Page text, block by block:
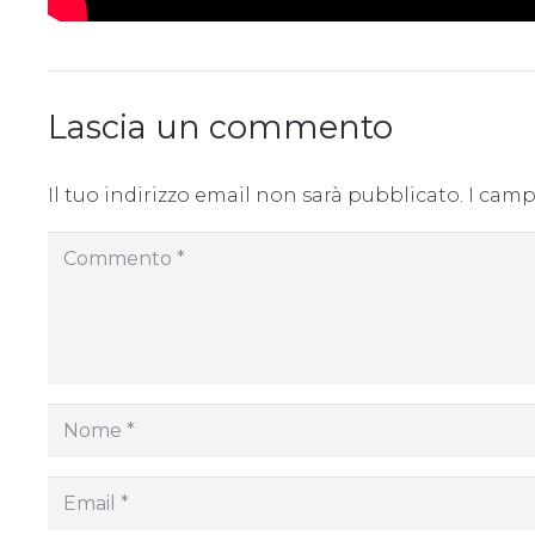
Lascia un commento
Il tuo indirizzo email non sarà pubblicato. I